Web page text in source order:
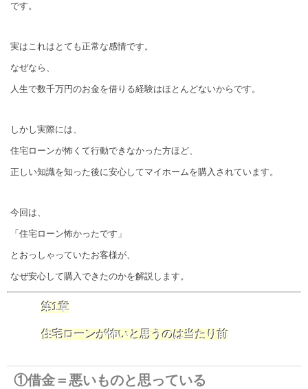
です。
実はこれはとても正常な感情です。
なぜなら、
人生で数千万円のお金を借りる経験はほとんどないからです。
しかし実際には、
住宅ローンが怖くて行動できなかった方ほど、
正しい知識を知った後に安心してマイホームを購入されています。
今回は、
「住宅ローン怖かったです」
とおっしゃっていたお客様が、
なぜ安心して購入できたのかを解説します。
第1章
住宅ローンが怖いと思うのは当たり前
①借金＝悪いものと思っている